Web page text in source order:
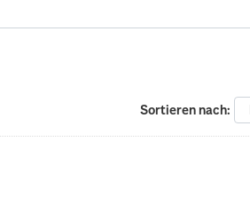
Sortieren nach